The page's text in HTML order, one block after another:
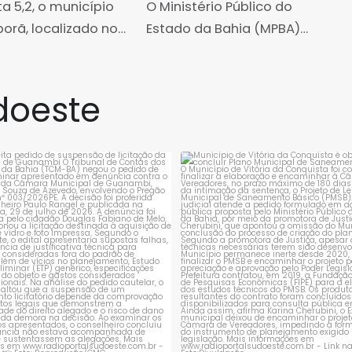
Bahia no Ideb
5,2, o município
localizado no
do
do Estado, no
proteção durante Romaria
de Bom Jesus da Lapa
O Ministério Público do
Estado da Bahia (MPBA)
pedido de suspensão de
licitação da...
1 0
Município de Vitória da
obrigado a...
1 0